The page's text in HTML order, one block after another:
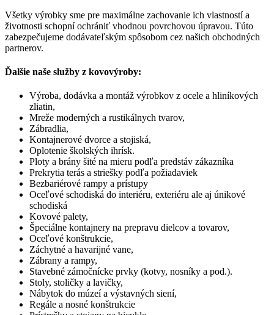
Všetky výrobky sme pre maximálne zachovanie ich vlastností a
životnosti schopní ochrániť vhodnou povrchovou úpravou. Túto
zabezpečujeme dodávateľským spôsobom cez našich obchodných
partnerov.
Ďalšie naše služby z kovovýroby:
Výroba, dodávka a montáž výrobkov z ocele a hliníkových
zliatin,
Mreže moderných a rustikálnych tvarov,
Zábradlia,
Kontajnerové dvorce a stojiská,
Oplotenie školských ihrísk.
Ploty a brány šité na mieru podľa predstáv zákazníka
Prekrytia terás a striešky podľa požiadaviek
Bezbariérové rampy a prístupy
Oceľové schodiská do interiéru, exteriéru ale aj únikové
schodiská
Kovové palety,
Špeciálne kontajnery na prepravu dielcov a tovarov,
Oceľové konštrukcie,
Záchytné a havarijné vane,
Zábrany a rampy,
Stavebné zámočnícke prvky (kotvy, nosníky a pod.).
Stoly, stoličky a lavičky,
Nábytok do múzeí a výstavných siení,
Regále a nosné konštrukcie